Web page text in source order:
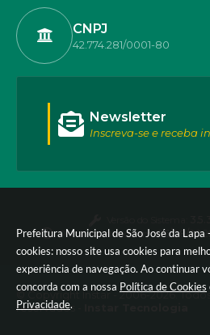
Prefeitura Municipal de São José da Lapa
cookies: nosso site usa cookies para
experiência de navegação. Ao continuar
concorda com a nossa Política de Cookies
Privacidade.
CNPJ
42.774.281/0001-80
Newsletter
Inscreva-se e receba
Portal atualizado em:06/08/
© Copyright Instar - 2006-2026.
reservados -